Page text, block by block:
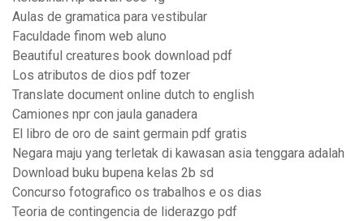
Aulas de gramatica para vestibular
Faculdade finom web aluno
Beautiful creatures book download pdf
Los atributos de dios pdf tozer
Translate document online dutch to english
Camiones npr con jaula ganadera
El libro de oro de saint germain pdf gratis
Negara maju yang terletak di kawasan asia tenggara adalah
Download buku bupena kelas 2b sd
Concurso fotografico os trabalhos e os dias
Teoria de contingencia de liderazgo pdf